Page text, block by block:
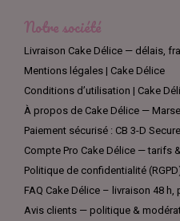
Notre société
Livraison Cake Délice — délais,
Mentions légales | Cake Délice
Conditions d’utilisation | Cake
À propos de Cake Délice —
Paiement sécurisé : CB 3-D
Compte Pro Cake Délice — tarifs
Politique de confidentialité
FAQ Cake Délice – livraison 48
Avis clients — politique &